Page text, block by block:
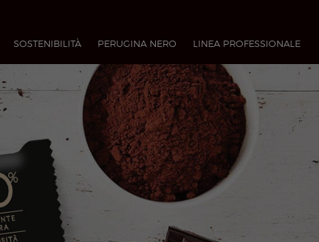
SOSTENIBILITÀ PERUGINA NERO LINEA PROFESSIONALE​